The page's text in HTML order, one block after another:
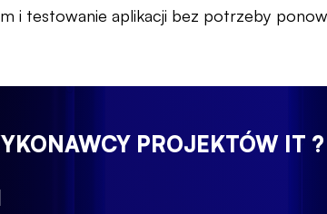
i testowanie aplikacji bez potrzeby
PROJEKTÓW IT ?